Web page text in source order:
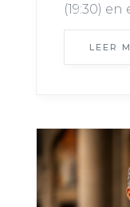
(19:30)
presenta
concierto
LEER